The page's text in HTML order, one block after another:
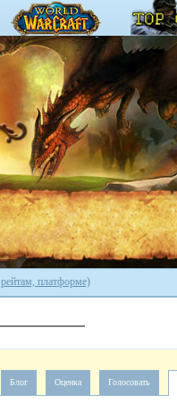
платформе)
Голосовать
Оценка
Блог